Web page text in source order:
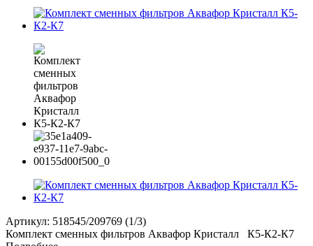
Артикул: 518545/209769 (1/3)
Комплект сменных фильтров Аквафор Кристалл К5-К2-К7